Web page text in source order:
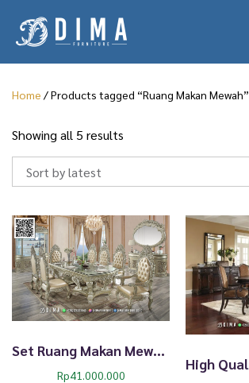
Home / Products tagged “Ruang Makan Mewah”
Showing all 5 results
t
d
b
y
l
a
t
e
s
t
Set Ruang Makan Mewah Dima Royal Silver Classic 74TTJ
Rp41.000.000